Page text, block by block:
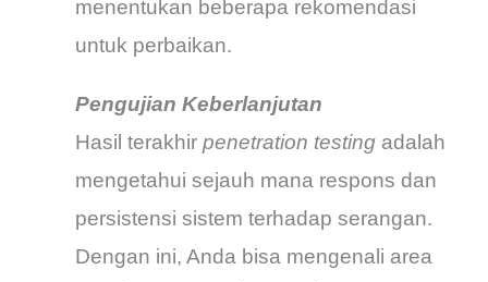
menentukan beberapa rekomendasi
untuk perbaikan.
Pengujian Keberlanjutan
Hasil terakhirpenetration testing adalah
mengetahui sejauh mana respons dan
persistensi sistem terhadap serangan.
Dengan ini, Anda bisa mengenali area